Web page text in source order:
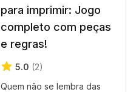
para imprimir: Jogo
completo com peças
e regras!
5.0 (2)
Quem não se lembra das